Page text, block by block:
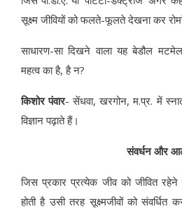
सूक्ष्म जीवियों को फलते-फूलते देखना कर
साधारण-सा दिखने वाला यह बेडौल
महत्व का है, है न?
किशोर पंवार- सेंधवा, खरगोन, म.प्र. में
विज्ञान पढ़ाते हैं।
संवर्धन और
जिस प्रकार प्रत्येक जीव को जीवित
होती है उसी तरह सूक्ष्मजीवों को